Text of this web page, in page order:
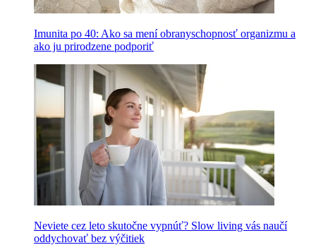
Imunita po 40: Ako sa mení obranyschopnosť organizmu a
ako ju prirodzene podporiť
Neviete cez leto skutočne vypnúť? Slow living vás naučí
oddychovať bez výčitiek